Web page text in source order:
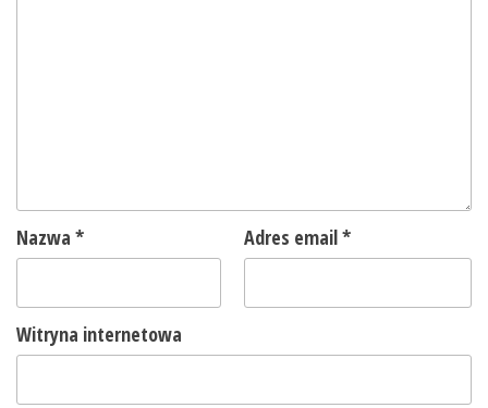
Nazwa * Adres email*
Witryna internetowa